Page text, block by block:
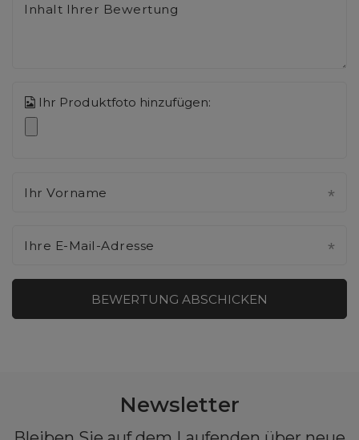
Inhalt Ihrer Bewertung
Ihr Produktfoto hinzufügen:
Ihr Vorname
Ihre E-Mail-Adresse
BEWERTUNG ABSCHICKEN
Newsletter